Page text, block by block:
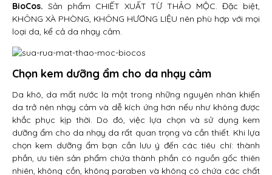
BioCos. Sản phẩm CHIẾT XUẤT TỪ THẢO MỘC. Đặc biệt,
KHÔNG XÀ PHÒNG, KHÔNG HƯƠNG LIỆU nên phù hợp với mọi
loại da, kể cả da nhạy cảm.
Chọn kem dưỡng ẩm cho da nhạy cảm
Da khô, da mất nước là một trong những nguyên nhân khiến
da trở nên nhạy cảm và dễ kích ứng hơn nếu như không được
khắc phục kịp thời. Do đó, việc lựa chọn và sử dụng kem
dưỡng ẩm cho da nhạy da rất quan trọng và cần thiết. Khi lựa
chọn kem dưỡng ẩm bạn cần lưu ý đến các tiêu chí: thành
phần, ưu tiên sản phẩm chứa thành phần có nguồn gốc thiên
nhiên, không cồn, không paraben và không có chứa các chất